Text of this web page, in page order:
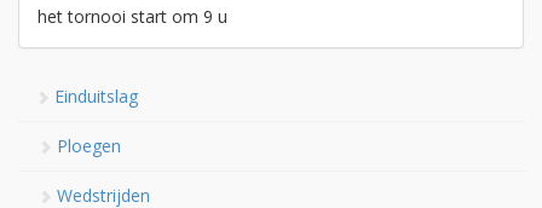
het tornooi start om 9 u
Einduitslag
Ploegen
Wedstrijden